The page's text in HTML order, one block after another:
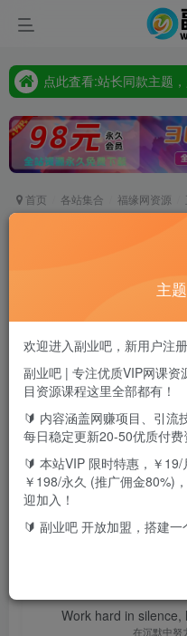
首页 各站集合 福缘网资源
小红书电商无货源打
此内容为付费资源，请付费后
F币
高级代理免费
您当前未
付费资源
Work hard in silence,
在沉默中努
主
欢迎进入副业吧，新用户注
副业吧 | 专注优质VIP网课资
目资源课程这里全部都有！
🔰 内容涵盖网赚项目、引流
每日稳定更新20-50优质付费
🔰 本站VIP 限时特惠，￥
￥198/永久 (推广佣金80%)
迎加入！
🔰 副业吧 开放加盟，搭建